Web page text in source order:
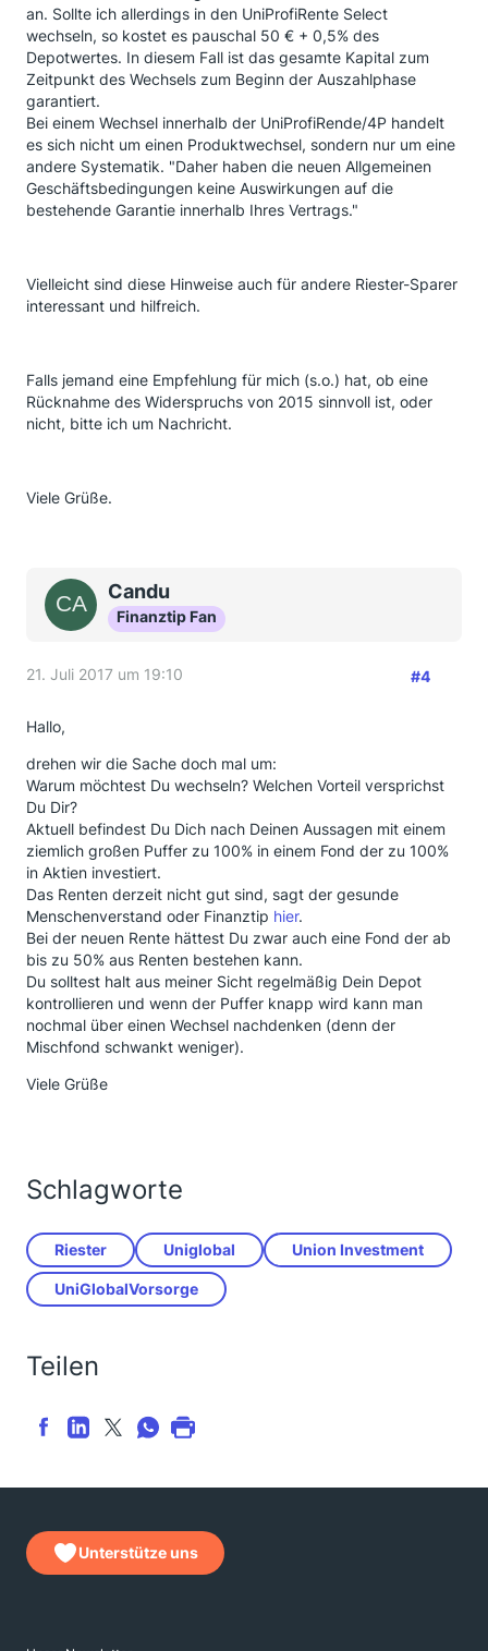
an. Sollte ich allerdings in den UniProfiRente Select
wechseln, so kostet es pauschal 50 € + 0,5% des
Depotwertes. In diesem Fall ist das gesamte Kapital zum
Zeitpunkt des Wechsels zum Beginn der Auszahlphase
garantiert.
Bei einem Wechsel innerhalb der UniProfiRende/4P handelt
es sich nicht um einen Produktwechsel, sondern nur um eine
andere Systematik. "Daher haben die neuen Allgemeinen
Geschäftsbedingungen keine Auswirkungen auf die
bestehende Garantie innerhalb Ihres Vertrags."
Vielleicht sind diese Hinweise auch für andere Riester-Sparer
interessant und hilfreich.
Falls jemand eine Empfehlung für mich (s.o.) hat, ob eine
Rücknahme des Widerspruchs von 2015 sinnvoll ist, oder
nicht, bitte ich um Nachricht.
Viele Grüße.
Candu
Finanztip Fan
21. Juli 2017 um 19:10 #4
Hallo,
drehen wir die Sache doch mal um:
Warum möchtest Du wechseln? Welchen Vorteil versprichst
Du Dir?
Aktuell befindest Du Dich nach Deinen Aussagen mit einem
ziemlich großen Puffer zu 100% in einem Fond der zu 100%
in Aktien investiert.
Das Renten derzeit nicht gut sind, sagt der gesunde
Menschenverstand oder Finanztip hier.
Bei der neuen Rente hättest Du zwar auch eine Fond der ab
bis zu 50% aus Renten bestehen kann.
Du solltest halt aus meiner Sicht regelmäßig Dein Depot
kontrollieren und wenn der Puffer knapp wird kann man
nochmal über einen Wechsel nachdenken (denn der
Mischfond schwankt weniger).
Viele Grüße
Schlagworte
Riester Uniglobal Union Investment
UniGlobalVorsorge
Teilen
Unterstütze uns